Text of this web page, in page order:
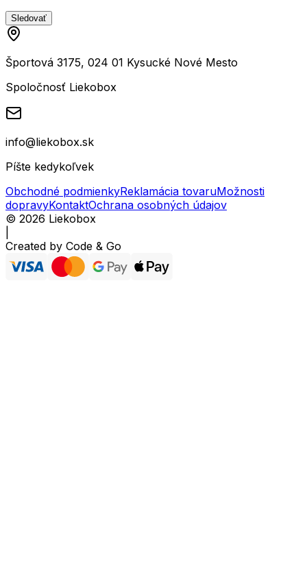
Sledovať
Športová 3175, 024 01 Kysucké Nové Mesto
Spoločnosť Liekobox
info@liekobox.sk
Píšte kedykoľvek
Obchodné podmienkyReklamácia tovaruMožnosti
dopravyKontaktOchrana osobných údajov
© 2026 Liekobox
Created by Code & Go